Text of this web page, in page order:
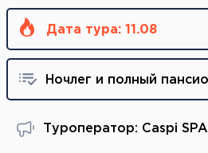
Дата тура: 11.08
Туроператор: Caspi SPA